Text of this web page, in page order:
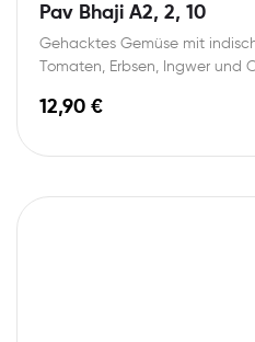
Pav Bhaji A2, 2, 10
Gehacktes Gemüse mit
Tomaten, Erbsen, Ingwer und
12,90 €